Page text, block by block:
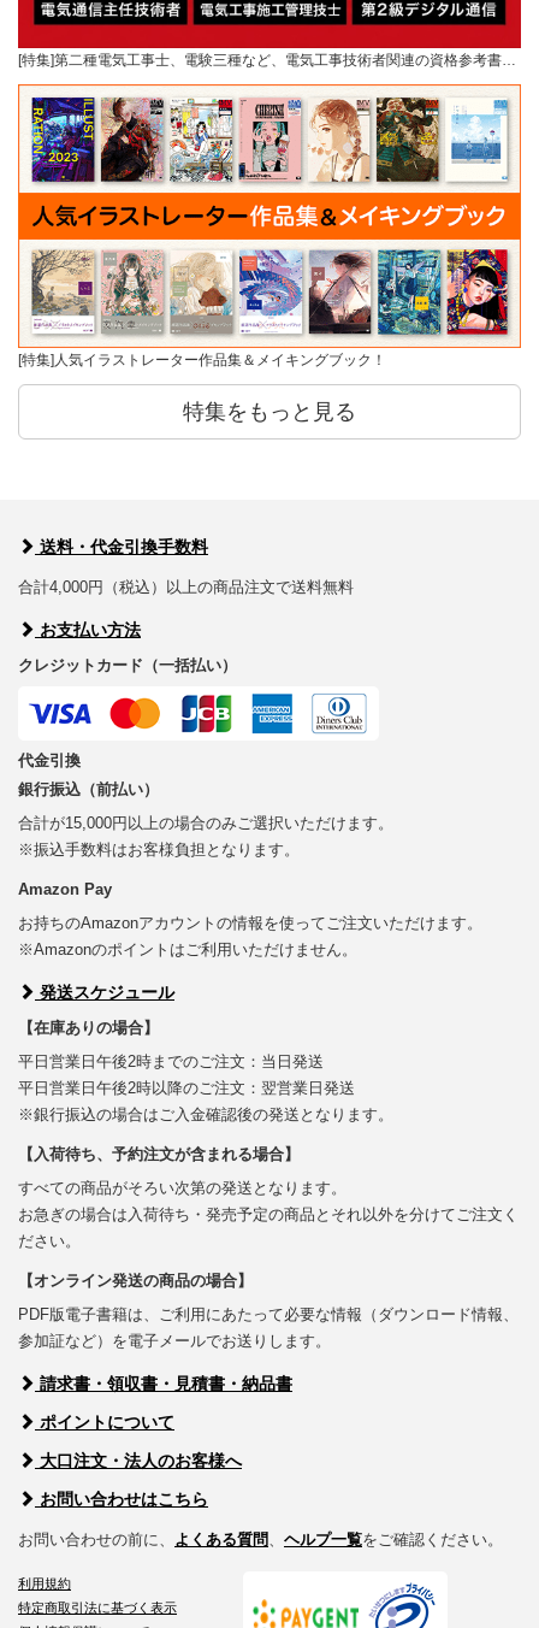
[特集]第二種電気工事士、電験三種など、電気工事技術者関連の資格参考書…
[特集]人気イラストレーター作品集＆メイキングブック！
特集をもっと見る
送料・代金引換手数料
合計4,000円（税込）以上の商品注文で送料無料
お支払い方法
クレジットカード（一括払い）
代金引換
銀行振込（前払い）
合計が15,000円以上の場合のみご選択いただけます。
※振込手数料はお客様負担となります。
Amazon Pay
お持ちのAmazonアカウントの情報を使ってご注文いただけます。
※Amazonのポイントはご利用いただけません。
発送スケジュール
【在庫ありの場合】
平日営業日午後2時までのご注文：当日発送
平日営業日午後2時以降のご注文：翌営業日発送
※銀行振込の場合はご入金確認後の発送となります。
【入荷待ち、予約注文が含まれる場合】
すべての商品がそろい次第の発送となります。
お急ぎの場合は入荷待ち・発売予定の商品とそれ以外を分けてご注文く
ださい。
【オンライン発送の商品の場合】
PDF版電子書籍は、ご利用にあたって必要な情報（ダウンロード情報、
参加証など）を電子メールでお送りします。
請求書・領収書・見積書・納品書
ポイントについて
大口注文・法人のお客様へ
お問い合わせはこちら
お問い合わせの前に、 よくある質問、 ヘルプ一覧をご確認ください。
利用規約
特定商取引法に基づく表示